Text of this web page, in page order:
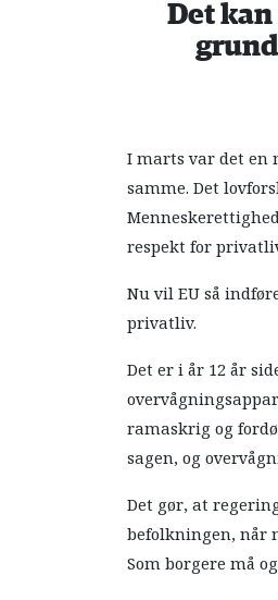
Det
I marts var det en
samme. Det
respekt for
Nu vil EU så
privatliv.
Det er i år 12 år
ramaskrig og
sagen, og
Det gør, at
befolkningen, når
Som borgere må